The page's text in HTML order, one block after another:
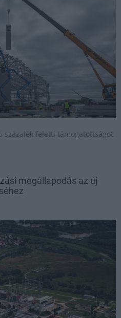
százalék feletti támogatottságot
megállapodás az új